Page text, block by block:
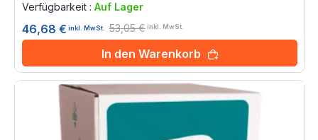
Verfügbarkeit : Auf Lager
46,68 € inkl. MwSt. 53,05 €inkl. MwSt.
In den Warenkorb